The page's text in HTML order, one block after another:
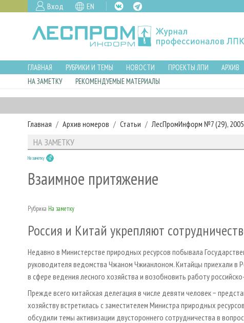
Вход EN
ГЛАВНАЯ РУБРИКИ И ТЕМЫ НОВОСТИ ПРОЕКТЫ ЛПИ АРХИВ
НА ЗАМЕТКУ
РЕКОМЕНДУЕМЫЕ МАТЕРИАЛЫ
Главная Архив номеров Статьи ЛесПромИнформ №7 (29), 2005
НА ЗАМЕТКУ
На заметку
Взаимное притяжение
Рубрика На заметку
Россия и Китай укрепляют
Недавно в Министерстве природных ресурсов побывала
руководителя ведомства Чжаном Чжианлоном. Китайцы приехали в
в сфере ведения лесного хозяйства и возобновить работу
Прежде всего китайская делегация в числе девяти человек −
хозяйству встретилась с заместителем Министра природных
обсудили темы активизации двустороннего сотрудничества в